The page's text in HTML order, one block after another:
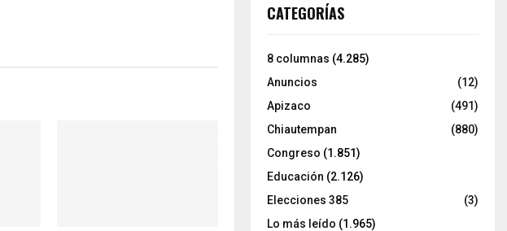
CATEGORÍAS
8 columnas (4.285)
Anuncios
(12)
Apizaco
(491)
Chiautempan
(880)
Congreso (1.851)
Educación (2.126)
Elecciones 385
(3)
Lo más leído (1.965)